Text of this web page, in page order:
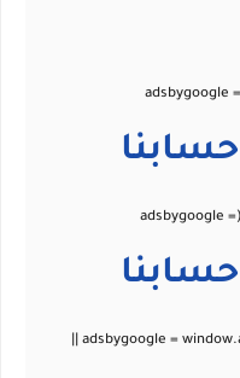
حسابنا
حسابنا